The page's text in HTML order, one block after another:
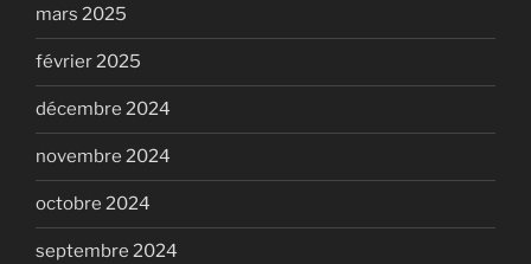
mars 2025
février 2025
décembre 2024
novembre 2024
octobre 2024
septembre 2024